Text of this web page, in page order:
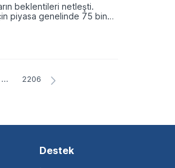
beklentileri netleşti.
piyasa genelinde 75 bin
bekleniyor.
... 2206
Destek